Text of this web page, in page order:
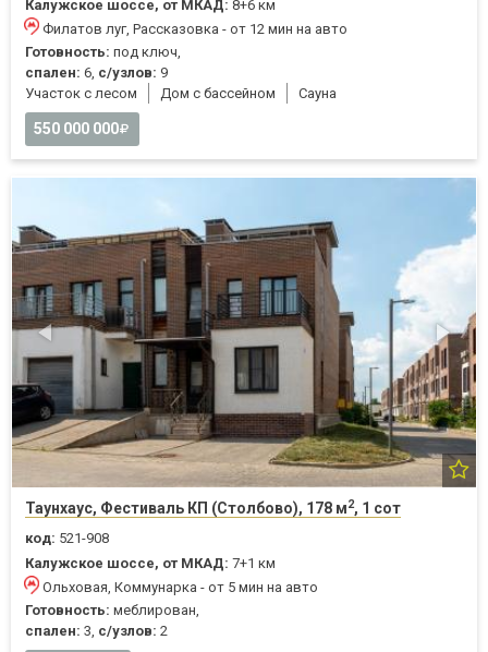
Калужское шоссе, от МКАД: 8+6 км
Филатов луг, Рассказовка - от 12 мин на авто
Готовность: под ключ,
спален: 6, с/узлов: 9
Участок с лесом
Дом с бассейном Cауна
550 000 000
Таунхаус, Фестиваль КП (Столбово), 178 м2, 1 сот
код: 521-908
Калужское шоссе, от МКАД: 7+1 км
Ольховая, Коммунарка - от 5 мин на авто
Готовность: меблирован,
спален: 3, с/узлов: 2